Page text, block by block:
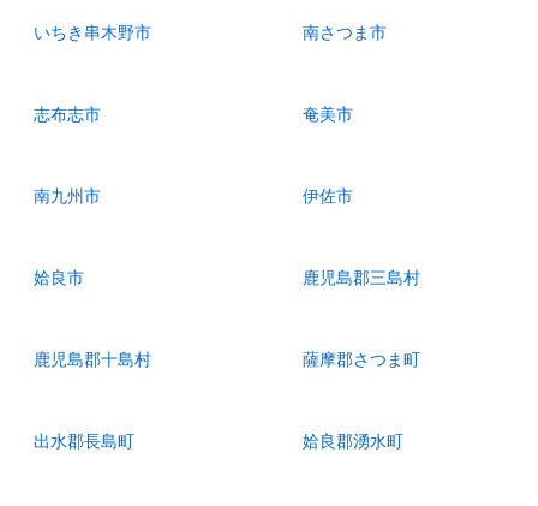
いちき串木野市 南さつま市
志布志市 奄美市
南九州市 伊佐市
姶良市 鹿児島郡三島村
鹿児島郡十島村 薩摩郡さつま町
出水郡長島町 姶良郡湧水町